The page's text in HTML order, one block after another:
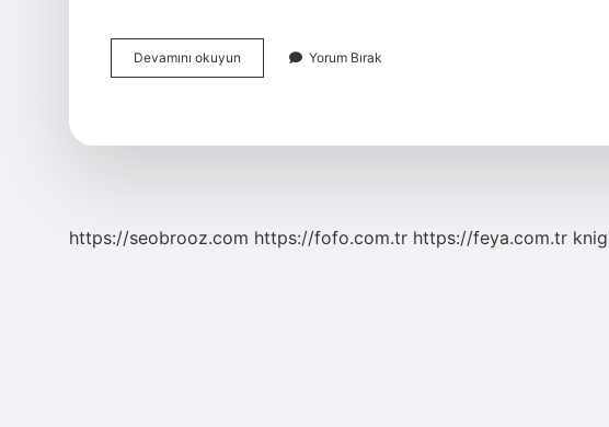
Devamını okuyun
Battaniyesi
Yorum Bırak
https://seobrooz.com https://fofo.com.tr https://feya.com.tr